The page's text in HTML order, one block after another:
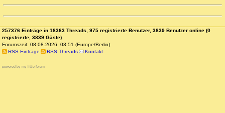
257376 Einträge in 18363 Threads, 975 registrierte Benutzer, 3839 Benutzer online (0
registrierte, 3839 Gäste)
Forumszeit: 08.08.2026, 03:51 (Europe/Berlin)
RSS Einträge
RSS Threads Kontakt
powered by my little forum